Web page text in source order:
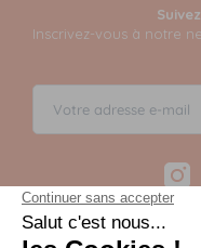
Inscrivez-vous à notre